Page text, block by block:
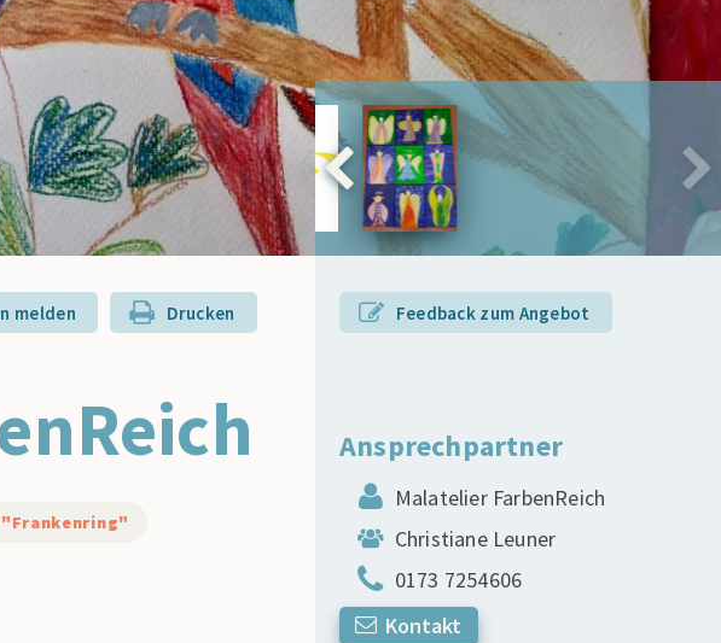
melden Drucken Feedback zum Angebot
Ansprechpartner
Malatelier FarbenReich
Christiane Leuner
0173 7254606
Kontakt